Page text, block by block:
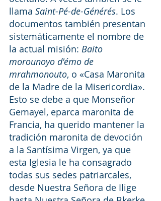
llama Saint-Pé-de-Générés. Los
documentos también presentan
sistemáticamente el nombre de
la actual misión: Baito
morounoyo d'émo de
mrahmonouto, o «Casa Maronita
de la Madre de la Misericordia».
Esto se debe a que Monseñor
Gemayel, eparca maronita de
Francia, ha querido mantener la
tradición maronita de devoción
a la Santísima Virgen, ya que
esta Iglesia le ha consagrado
todas sus sedes patriarcales,
desde Nuestra Señora de Ilige